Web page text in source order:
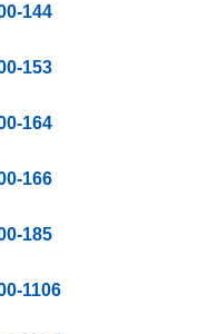
144
153
164
166
185
1106